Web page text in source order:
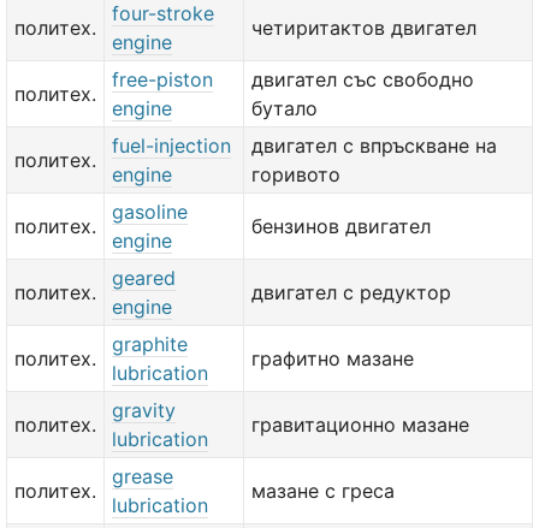
политех.
four-stroke
engine
четиритактов двигател
политех.
free-piston
engine
двигател със свободно
бутало
политех.
fuel-injection
engine
двигател с впръскване на
горивото
политех.
gasoline
engine
бензинов двигател
политех.
geared
engine
двигател с редуктор
политех.
graphite
lubrication
графитно мазане
политех.
gravity
lubrication
гравитационно мазане
политех.
grease
lubrication
мазане с греса